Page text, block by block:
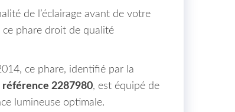
de l’éclairage avant de votre
ce phare droit de qualité
ce phare, identifié par la
référence 2287980, est équipé de
lumineuse optimale.